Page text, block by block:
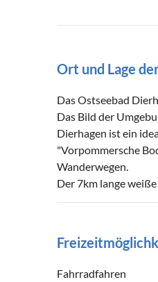
Ort und Lage
Das Ostseebad
Das Bild der
Dierhagen ist ein
"Vorpommersche
Wanderwegen.
Der 7km lange
Fahrradfahren